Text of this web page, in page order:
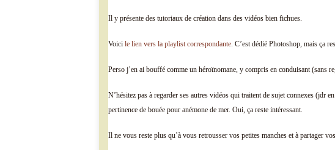
Il y présente des tutoriaux de création dans des vidéos bien fichues.
Voici le lien vers la playlist correspondante . C’est dédié Photoshop, mais ça
Perso j’en ai bouffé comme un héroïnomane, y compris en conduisant (sans
N’hésitez pas à regarder ses autres vidéos qui traitent de sujet connexes (jdr
pertinence de bouée pour anémone de mer. Oui, ça reste intéressant.
Il ne vous reste plus qu’à vous retrousser vos petites manches et à partager